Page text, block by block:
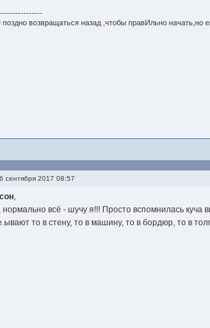
поздно возвращаться назад ,чтобы правИльно начать,но
сентября 2017 08:57
,
нормально всё - шучу я!!! Просто вспомнилась
то в стену, то в машину, то в бордюр, то в